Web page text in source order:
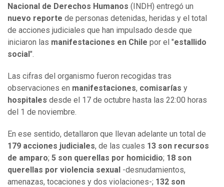
Nacional de Derechos Humanos (INDH) entregó un
nuevo reporte de personas detenidas, heridas y el total
de acciones judiciales que han impulsado desde que
iniciaron las manifestaciones en Chile por el "estallido
social ".
Las cifras del organismo fueron recogidas tras
observaciones en manifestaciones, comisarías y
hospitales desde el 17 de octubre hasta las 22:00 horas
del 1 de noviembre.
En ese sentido, detallaron que llevan adelante un total de
179 acciones judiciales, de las cuales 13 son recursos
de amparo; 5 son querellas por homicidio; 18 son
querellas por violencia sexual -desnudamientos,
amenazas, tocaciones y dos violaciones-; 132 son